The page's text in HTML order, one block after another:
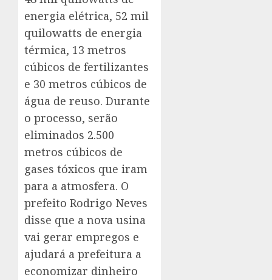
energia elétrica, 52 mil
quilowatts de energia
térmica, 13 metros
cúbicos de fertilizantes
e 30 metros cúbicos de
água de reuso. Durante
o processo, serão
eliminados 2.500
metros cúbicos de
gases tóxicos que iram
para a atmosfera. O
prefeito Rodrigo Neves
disse que a nova usina
vai gerar empregos e
ajudará a prefeitura a
economizar dinheiro